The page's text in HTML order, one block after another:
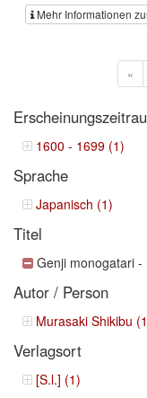
Mehr Informationen
«
1600 - 1699 (1)
Sprache
Japanisch (1)
Titel
Genji monogatari -
Autor / Person
Murasaki Shikibu
Verlagsort
[S.l.] (1)